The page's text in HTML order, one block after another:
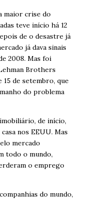
maior crise do
teve início há 12
de o desastre já
já dava sinais
2008. Mas foi
Brothers
15 de setembro, que
do problema
de início,
nos EEUU. Mas
mercado
todo o mundo,
o emprego
do mundo,